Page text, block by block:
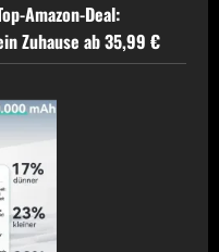
Amazon-Deal:
Zuhause ab 35,99 €